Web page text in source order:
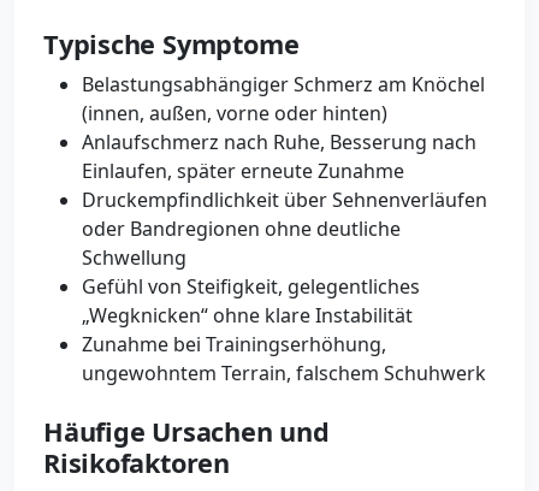
Typische Symptome
Belastungsabhängiger Schmerz am Knöchel
(innen, außen, vorne oder hinten)
Anlaufschmerz nach Ruhe, Besserung nach
Einlaufen, später erneute Zunahme
Druckempfindlichkeit über Sehnenverläufen
oder Bandregionen ohne deutliche
Schwellung
Gefühl von Steifigkeit, gelegentliches
„Wegknicken“ ohne klare Instabilität
Zunahme bei Trainingserhöhung,
ungewohntem Terrain, falschem Schuhwerk
Häufige Ursachen und
Risikofaktoren